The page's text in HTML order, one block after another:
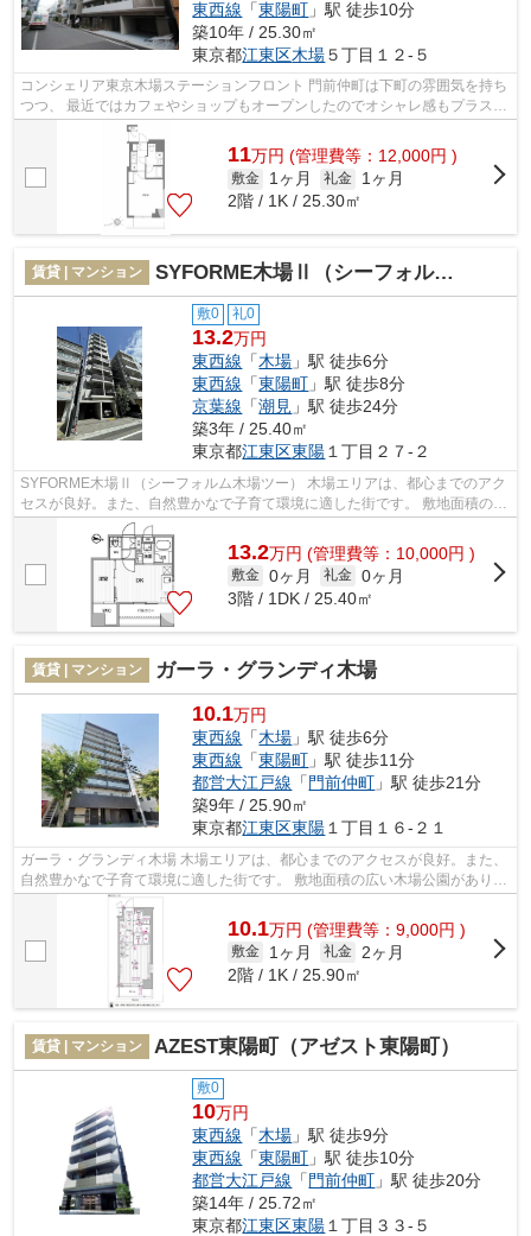
東西線 「東陽町 」駅 徒歩10分
築10年 / 25.30㎡
東京都江東区木場５丁目１２-５
コンシェリア東京木場ステーションフロント 門前仲町は下町の雰囲気を持ち
つつ、 最近ではカフェやショップもオープンしたのでオシャレ感もプラスさ
11万円 (管理費等：12,000円 )
敷金 1ヶ月 礼金
1ヶ月
2階 / 1K / 25.30㎡
賃貸 | マンション SYFORME木場Ⅱ（シーフォルム木場ツー）
敷0 礼0
13.2万円
東西線 「木場 」駅 徒歩6分
東西線 「東陽町 」駅 徒歩8分
京葉線 「潮見 」駅 徒歩24分
築3年 / 25.40㎡
東京都江東区東陽１丁目２７-２
SYFORME木場Ⅱ（シーフォルム木場ツー） 木場エリアは、都心までのアク
セスが良好。また、自然豊かなで子育て環境に適した街です。 敷地面積の広
い木場公園があり、季節ごとに自然を感...
13.2万円 (管理費等：10,000円 )
敷金 0ヶ月 礼金 0ヶ月
3階 / 1DK / 25.40㎡
賃貸 | マンション ガーラ・グランディ木場
10.1万円
東西線 「木場 」駅 徒歩6分
東西線 「東陽町 」駅 徒歩11分
都営大江戸線 「 門前仲町 」駅 徒歩21分
築9年 / 25.90㎡
東京都江東区東陽 １丁目１６-２１
ガーラ・グランディ木場 木場エリアは、都心までのアクセスが良好。また、
自然豊かなで子育て環境に適した街です。 敷地面積の広い木場公園があり、
季節ごとに自然を感じられるのも魅...
10.1万円 (管理費等：9,000円 )
敷金 1ヶ月 礼金
2ヶ月
2階 / 1K / 25.90㎡
賃貸 | マンション AZEST東陽町（アゼスト東陽町）
敷0
10万円
東西線 「木場 」駅 徒歩9分
東西線 「東陽町 」駅 徒歩10分
都営大江戸線 「 門前仲町 」駅 徒歩20分
築14年 / 25.72㎡
東京都江東区東陽 １丁目３３-５